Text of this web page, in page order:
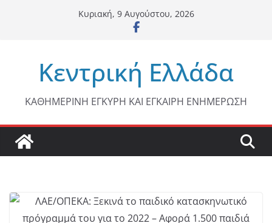
Κυριακή, 9 Αυγούστου, 2026
Κεντρική Ελλάδα
ΚΑΘΗΜΕΡΙΝΗ ΕΓΚΥΡΗ ΚΑΙ ΕΓΚΑΙΡΗ ΕΝΗΜΕΡΩΣΗ